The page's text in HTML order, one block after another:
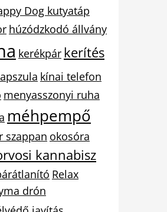
Dog kutyatáp
húzódzkodó állvány
kerékpár kerítés
kínai telefon
menyasszonyi ruha
méhpempő
szappan okosóra
kannabisz
Relax
drón